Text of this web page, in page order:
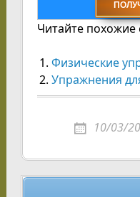
Читайте похожие
Физические
Упражнения
10/03/
Навигация